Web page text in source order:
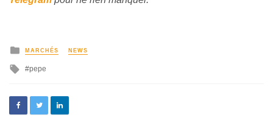
MARCHÉS NEWS
pepe